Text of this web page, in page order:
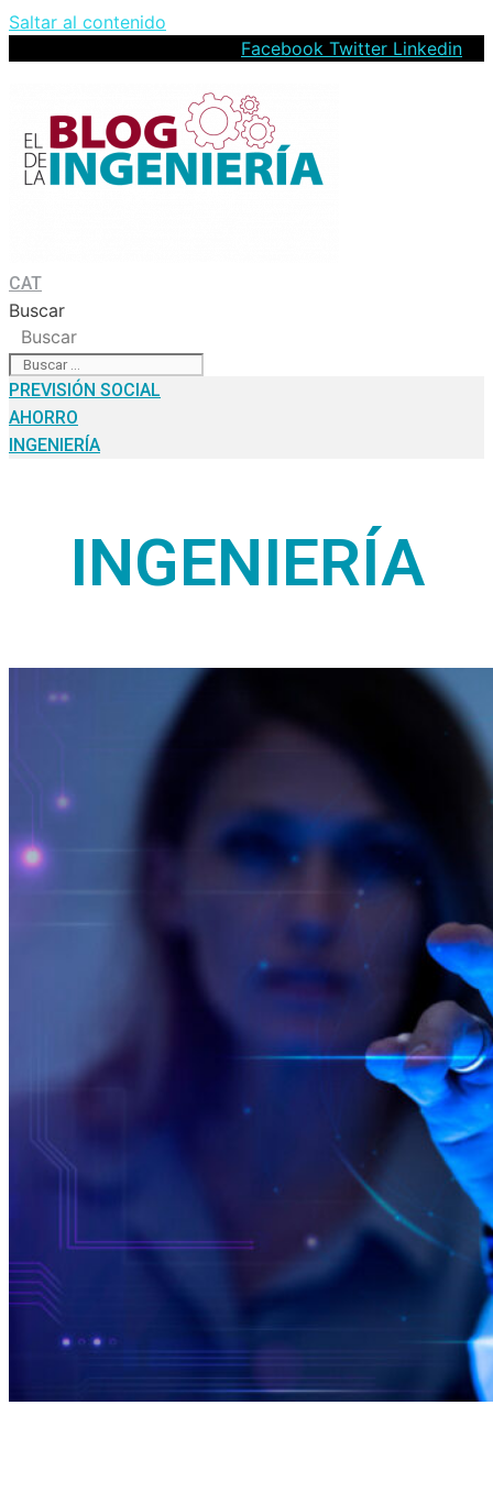
Saltar al contenido
Facebook Twitter Linkedin
CAT
Buscar
Buscar
PREVISIÓN SOCIAL
AHORRO
INGENIERÍA
INGENIERÍA